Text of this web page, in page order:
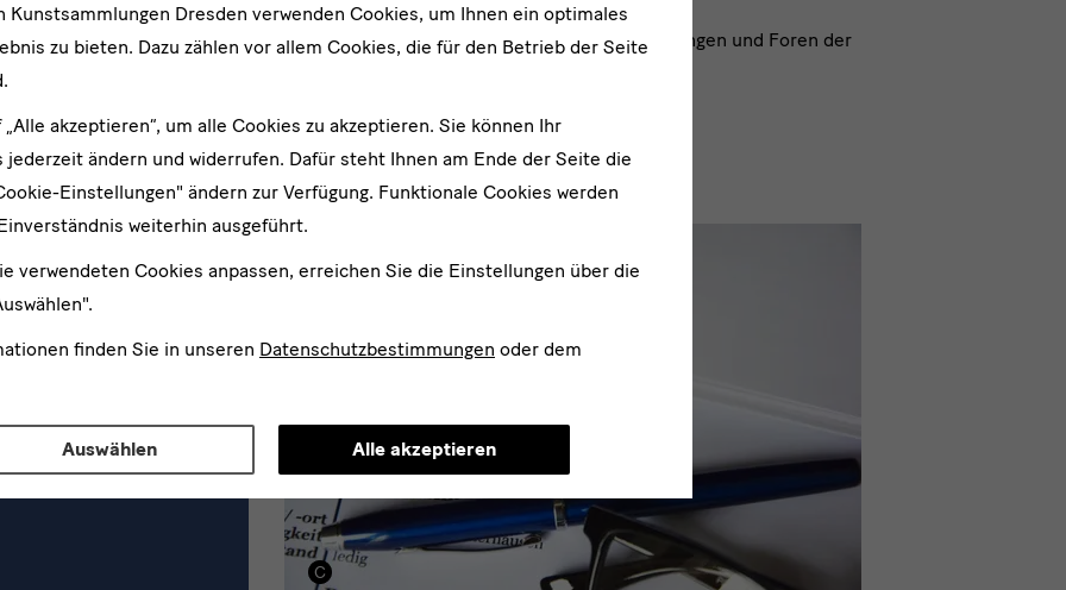
für nichtstaatliche
Landesstelle für
(Posteingang).
Klicken Sie hier für Fortbildungsangebote, Tagungen und Foren der
Kunstsammlungen Dresden verwenden Cookies, um Ihnen ein optimales
zu bieten. Dazu zählen vor allem Cookies, die für den Betrieb der Seite
akzeptieren“, um alle Cookies zu akzeptieren. Sie können Ihr
jederzeit ändern und widerrufen. Dafür steht Ihnen am Ende der Seite die
Einstellungen" ändern zur Verfügung. Funktionale Cookies werden
weiterhin ausgeführt.
verwendeten Cookies anpassen, erreichen Sie die Einstellungen über die
finden Sie in unseren Datenschutzbestimmungen oder dem
Auswählen Alle akzeptieren